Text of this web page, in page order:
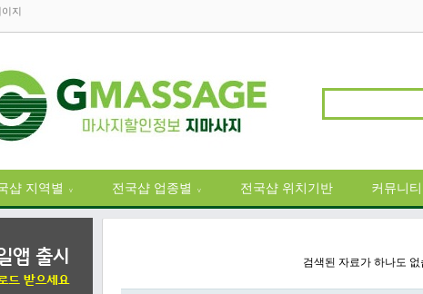
지
샵 지역별 ∨ 전국샵 업종별 ∨ 전국샵 위치기반 커뮤니티
검색된 자료가 하나도